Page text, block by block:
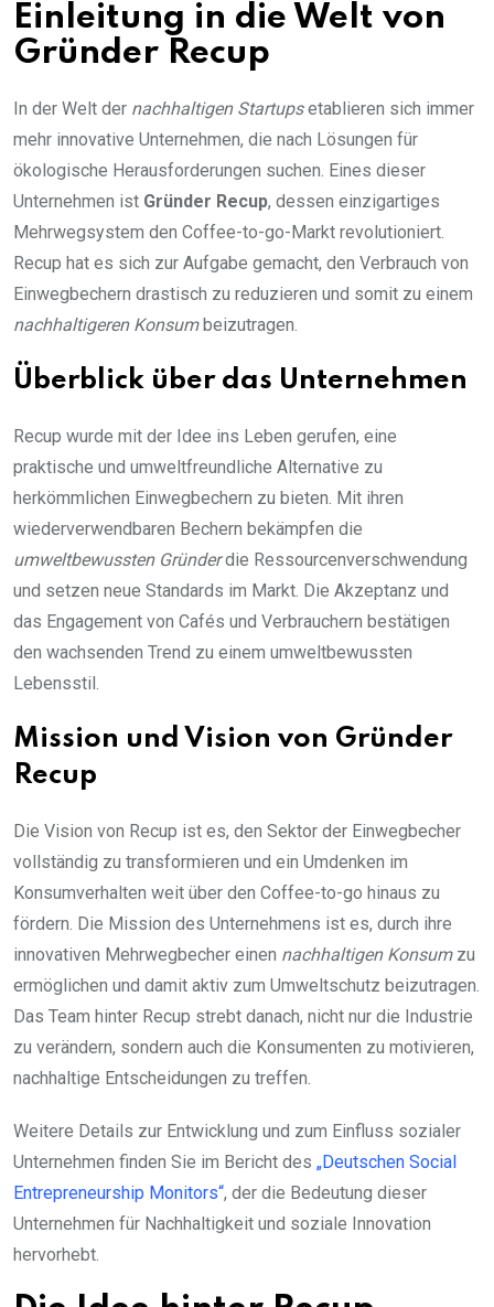
Einleitung in die Welt von
Gründer Recup
In der Welt der nachhaltigen Startupsetablieren sich immer
mehr innovative Unternehmen, die nach Lösungen für
ökologische Herausforderungen suchen. Eines dieser
Unternehmen ist Gründer Recup, dessen einzigartiges
Mehrwegsystem den Coffee-to-go-Markt revolutioniert.
Recup hat es sich zur Aufgabe gemacht, den Verbrauch von
Einwegbechern drastisch zu reduzieren und somit zu einem
nachhaltigeren Konsumbeizutragen.
Überblick über das Unternehmen
Recup wurde mit der Idee ins Leben gerufen, eine
praktische und umweltfreundliche Alternative zu
herkömmlichen Einwegbechern zu bieten. Mit ihren
wiederverwendbaren Bechern bekämpfen die
umweltbewussten Gründerdie Ressourcenverschwendung
und setzen neue Standards im Markt. Die Akzeptanz und
das Engagement von Cafés und Verbrauchern bestätigen
den wachsenden Trend zu einem umweltbewussten
Lebensstil.
Mission und Vision von Gründer
Recup
Die Vision von Recup ist es, den Sektor der Einwegbecher
vollständig zu transformieren und ein Umdenken im
Konsumverhalten weit über den Coffee-to-go hinaus zu
fördern. Die Mission des Unternehmens ist es, durch ihre
innovativen Mehrwegbecher einen nachhaltigen Konsumzu
ermöglichen und damit aktiv zum Umweltschutz beizutragen.
Das Team hinter Recup strebt danach, nicht nur die Industrie
zu verändern, sondern auch die Konsumenten zu motivieren,
nachhaltige Entscheidungen zu treffen.
Weitere Details zur Entwicklung und zum Einfluss sozialer
Unternehmen finden Sie im Bericht des „Deutschen Social
Entrepreneurship Monitors“, der die Bedeutung dieser
Unternehmen für Nachhaltigkeit und soziale Innovation
hervorhebt.